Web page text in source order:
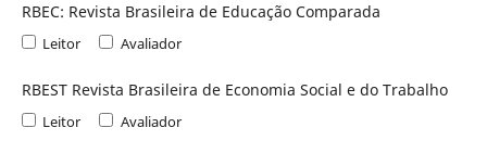
RBEC: Revista Brasileira de Educação Comparada
Leitor Avaliador
RBEST Revista Brasileira de Economia Social e do Trabalho
Leitor Avaliador